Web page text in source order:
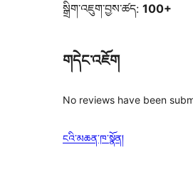
སྒྲིག་འཇུག་བྱས་ཚད: 100+
གདེང་འཇོག
No reviews have been
ངའི་མཆན་ཁ་སྣོན།